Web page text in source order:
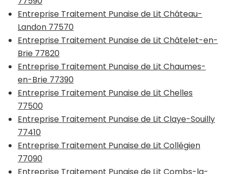
Entreprise Traitement Punaise de Lit Château-
Landon 77570
Entreprise Traitement Punaise de Lit Châtelet-en-
Brie 77820
Entreprise Traitement Punaise de Lit Chaumes-
en-Brie 77390
Entreprise Traitement Punaise de Lit Chelles
77500
Entreprise Traitement Punaise de Lit Claye-Souilly
77410
Entreprise Traitement Punaise de Lit Collégien
77090
Entreprise Traitement Punaise de Lit Combs-la-